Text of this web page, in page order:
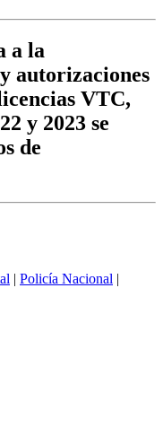
a la
autorizaciones
VTC,
y 2023 se
de
| Policía Nacional |